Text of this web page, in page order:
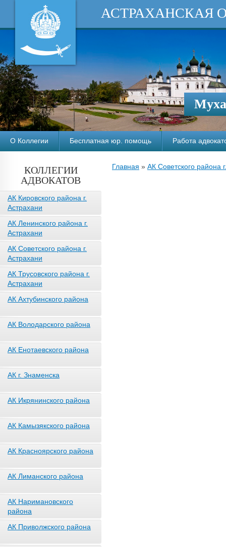
АСТРАХАНСКАЯ
О Коллегии Бесплатная юр. помощь Работа
КОЛЛЕГИИ
АДВОКАТОВ
АК Кировского района г.
Астрахани
АК Ленинского района г.
Астрахани
АК Советского района г.
Астрахани
АК Трусовского района г.
Астрахани
АК Ахтубинского района
АК Володарского района
АК Енотаевского района
АК г. Знаменска
АК Икрянинского района
АК Камызякского района
АК Красноярского района
АК Лиманского района
АК Наримановского
района
АК Приволжского района
Главная » АК Советского района